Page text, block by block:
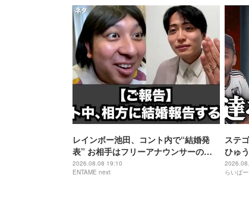
レインボー池田、コント内で“結婚発
表” お相手はフリーアナウンサーの佐
藤佳奈
2026.08.08 19:10
ENTAME next
ステ
ひゅ
らいば